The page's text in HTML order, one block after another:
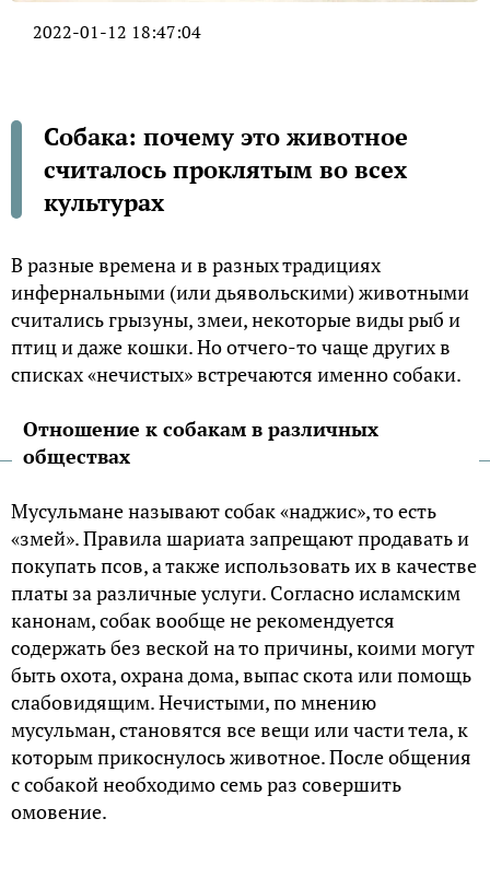
2022-01-12 18:47:04
Собака: почему это животное
считалось проклятым во всех
культурах
В разные времена и в разных традициях
инфернальными (или дьявольскими) животными
считались грызуны, змеи, некоторые виды рыб и
птиц и даже кошки. Но отчего-то чаще других в
списках «нечистых» встречаются именно собаки.
Отношение к собакам в различных
обществах
Мусульмане называют собак «наджис», то есть
«змей». Правила шариата запрещают продавать и
покупать псов, а также использовать их в качестве
платы за различные услуги. Согласно исламским
канонам, собак вообще не рекомендуется
содержать без веской на то причины, коими могут
быть охота, охрана дома, выпас скота или помощь
слабовидящим. Нечистыми, по мнению
мусульман, становятся все вещи или части тела, к
которым прикоснулось животное. После общения
с собакой необходимо семь раз совершить
омовение.